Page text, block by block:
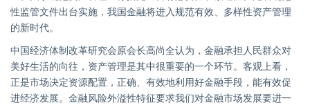
性监管文件出台实施，我国金融将进入规范有效、多样性资产管理
的新时代。
中国经济体制改革研究会原会长高尚全认为，金融承担人民群众对
美好生活的向往，资产管理是其中很重要的一个环节。客观上看，
正是市场决定资源配置，正确、有效地利用好金融手段，能有效促
进经济发展。金融风险外溢性特征要求我们对金融市场发展要进一